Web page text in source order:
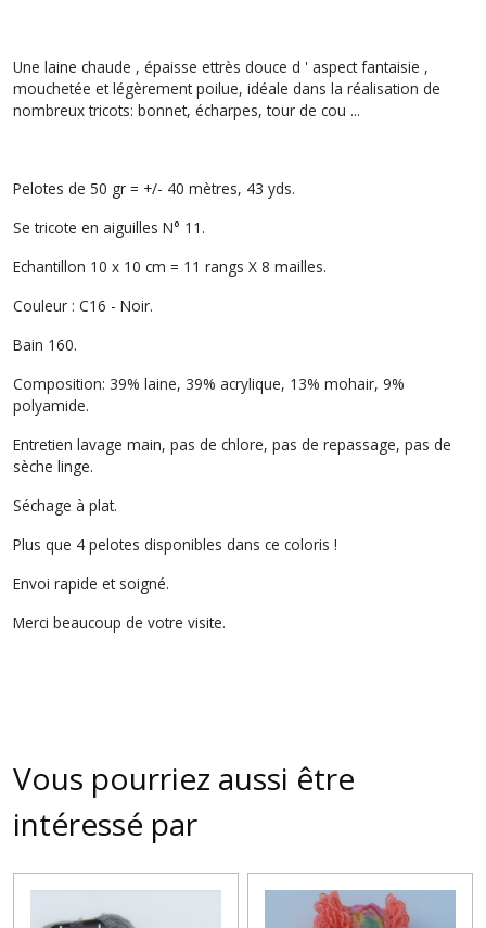
Une laine chaude , épaisse ettrès douce d ' aspect fantaisie ,
mouchetée et légèrement poilue, idéale dans la réalisation de
nombreux tricots: bonnet, écharpes, tour de cou ...
Pelotes de 50 gr = +/- 40 mètres, 43 yds.
Se tricote en aiguilles N° 11.
Echantillon 10 x 10 cm = 11 rangs X 8 mailles.
Couleur : C16 - Noir.
Bain 160.
Composition: 39% laine, 39% acrylique, 13% mohair, 9%
polyamide.
Entretien lavage main, pas de chlore, pas de repassage, pas de
sèche linge.
Séchage à plat.
Plus que 4 pelotes disponibles dans ce coloris !
Envoi rapide et soigné.
Merci beaucoup de votre visite.
Vous pourriez aussi être
intéressé par